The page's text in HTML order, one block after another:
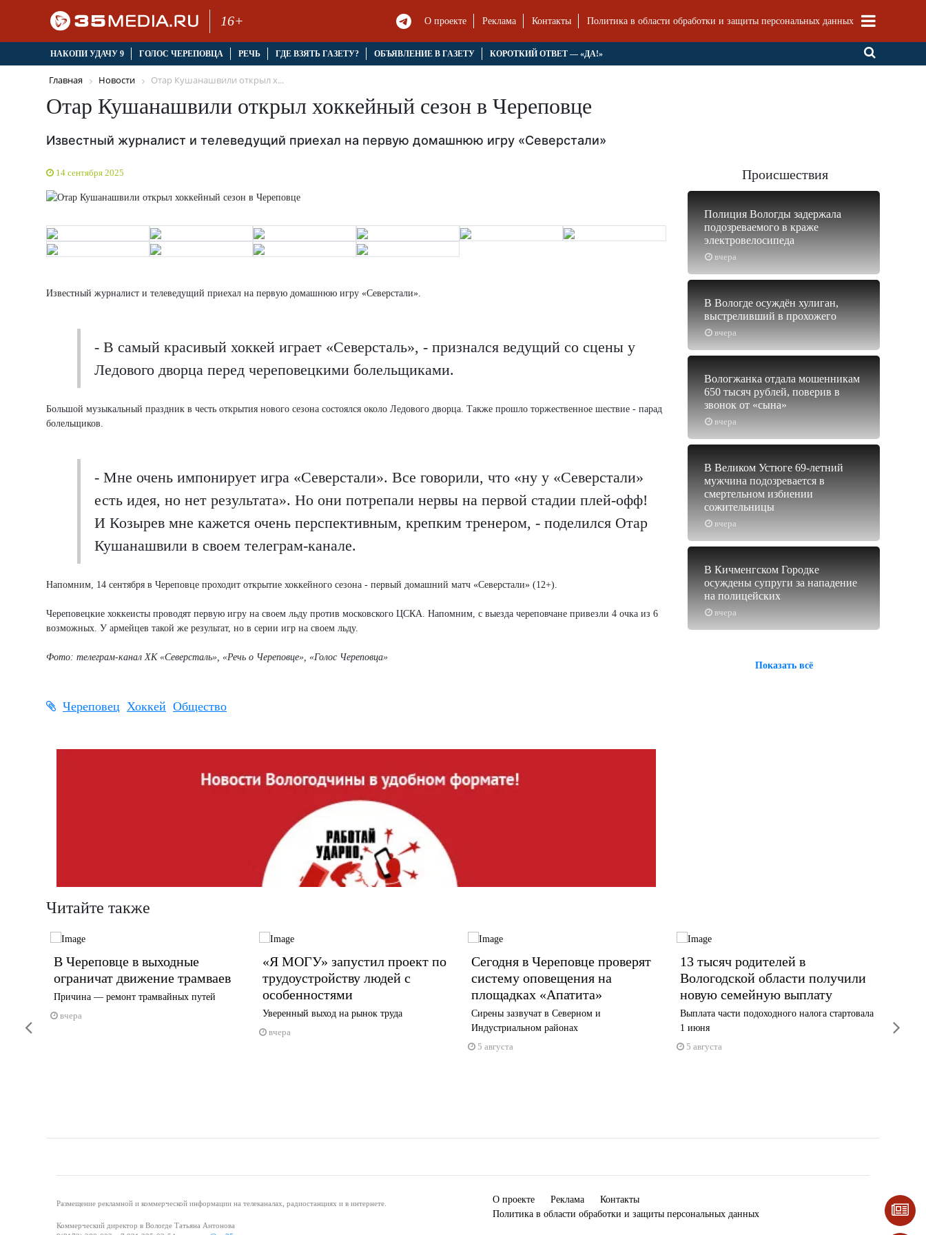
16+ О проекте Реклама Контакты Политика в области обработки и защиты персональных данных
НАКОПИ УДАЧУ 9 ГОЛОС ЧЕРЕПОВЦА РЕЧЬ ГДЕ ВЗЯТЬ ГАЗЕТУ? ОБЪЯВЛЕНИЕ В ГАЗЕТУ КОРОТКИЙ ОТВЕТ — «ДА!»
Главная Новости Отар Кушанашвили открыл х...
Отар Кушанашвили открыл хоккейный сезон в Череповце
Известный журналист и телеведущий приехал на первую домашнюю игру «Северстали»
14 сентября 2025
Известный журналист и телеведущий приехал на первую домашнюю игру «Северстали».
- В самый красивый хоккей играет «Северсталь», - признался ведущий со сцены у
Ледового дворца перед череповецкими болельщиками.
Большой музыкальный праздник в честь открытия нового сезона состоялся около Ледового дворца. Также прошло торжественное шествие - парад
болельщиков.
- Мне очень импонирует игра «Северстали». Все говорили, что «ну у «Северстали»
есть идея, но нет результата». Но они потрепали нервы на первой стадии плей-офф!
И Козырев мне кажется очень перспективным, крепким тренером, - поделился Отар
Кушанашвили в своем телеграм-канале.
Напомним, 14 сентября в Череповце проходит открытие хоккейного сезона - первый домашний матч «Северстали» (12+).
Череповецкие хоккеисты проводят первую игру на своем льду против московского ЦСКА. Напомним, с выезда череповчане привезли 4 очка из 6
возможных. У армейцев такой же результат, но в серии игр на своем льду.
Фото: телеграм-канал ХК «Северсталь», «Речь о Череповце», «Голос Череповца»
Череповец Хоккей Общество
Происшествия
вчера
Полиция Вологды задержала
подозреваемого в краже
электровелосипеда
вчера
В Вологде осуждён хулиган,
выстреливший в прохожего
вчера
Вологжанка отдала мошенникам
650 тысяч рублей, поверив в
звонок от «сына»
вчера
В Великом Устюге 69-летний
мужчина подозревается в
смертельном избиении
сожительницы
вчера
В Кичменгском Городке
осуждены супруги за нападение
на полицейских
Показать всё
Читайте также
В Череповце в выходные
ограничат движение трамваев
Причина — ремонт трамвайных путей
вчера
«Я МОГУ» запустил проект по
трудоустройству людей с
особенностями
Уверенный выход на рынок труда
вчера
Сегодня в Череповце проверят
систему оповещения на
площадках «Апатита»
Сирены зазвучат в Северном и
Индустриальном районах
5 августа
13 тысяч родителей в
Вологодской области получили
новую семейную выплату
Выплата части подоходного налога стартовала
1 июня
5 августа
5
Размещение рекламной и коммерческой информации на телеканалах, радиостанциях и в интернете.
Коммерческий директор в Вологде Татьяна Антонова
О проекте Реклама
Контакты
Политика в области обработки и защиты персональных данных